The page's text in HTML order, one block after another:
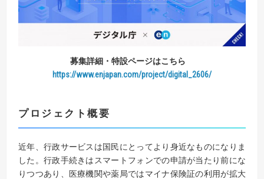
募集詳細・特設ページはこちら
https://www.enjapan.com/project/digital_2606/
プロジェクト概要
近年、行政サービスは国民にとってより身近なものになりま
した。行政手続きはスマートフォンでの申請が当たり前にな
りつつあり、医療機関や薬局ではマイナ保険証の利用が拡大